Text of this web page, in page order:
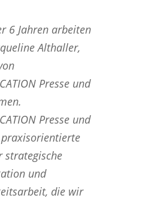
6 Jahren arbeiten
Althaller,
Presse und
Presse und
praxisorientierte
strategische
und
die wir